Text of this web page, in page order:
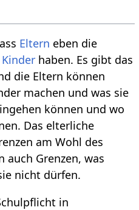
Eltern eben die
Kinder haben. Es gibt das
die Eltern können
machen und was sie
können und wo
Das elterliche
am Wohl des
auch Grenzen, was
nicht dürfen.
in